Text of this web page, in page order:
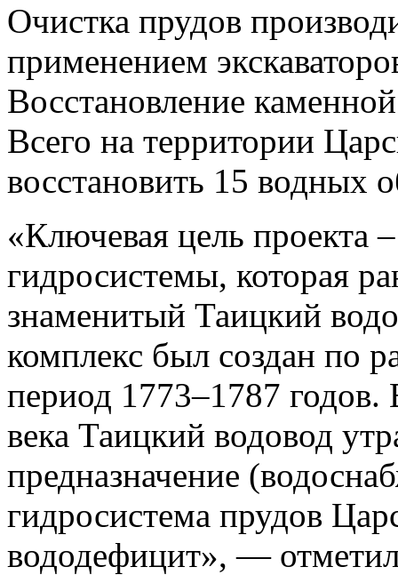
Очистка прудов
применением
Восстановление
Всего на территории
восстановить 15 водных
«Ключевая цель проекта
гидросистемы, которая
знаменитый Таицкий
комплекс был создан по
период 1773–1787 годов.
века Таицкий водовод
предназначение
гидросистема прудов
вододефицит», —